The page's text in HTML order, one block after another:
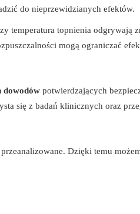
do nieprzewidzianych efektów.
temperatura topnienia odgrywają
mogą ograniczać
dowodów potwierdzających
się z badań klinicznych oraz
Dzięki temu